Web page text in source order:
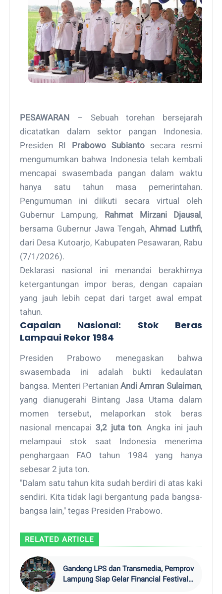
PESAWARAN – Sebuah torehan bersejarah
dicatatkan dalam sektor pangan Indonesia.
Presiden RI Prabowo Subiantosecara resmi
mengumumkan bahwa Indonesia telah kembali
mencapai swasembada pangan dalam waktu
hanya satu tahun masa pemerintahan.
Pengumuman ini diikuti secara virtual oleh
Gubernur Lampung, Rahmat Mirzani Djausal,
bersama Gubernur Jawa Tengah, Ahmad Luthfi,
dari Desa Kutoarjo, Kabupaten Pesawaran, Rabu
(7/1/2026).
Deklarasi nasional ini menandai berakhirnya
ketergantungan impor beras, dengan capaian
yang jauh lebih cepat dari target awal empat
tahun.
Capaian Nasional: Stok Beras
Lampaui Rekor 1984
Presiden Prabowo menegaskan bahwa
swasembada ini adalah bukti kedaulatan
bangsa. Menteri PertanianAndi Amran Sulaiman,
yang dianugerahi Bintang Jasa Utama dalam
momen tersebut, melaporkan stok beras
nasional mencapai 3,2 juta ton. Angka ini jauh
melampaui stok saat Indonesia menerima
penghargaan FAO tahun 1984 yang hanya
sebesar 2 juta ton.
"Dalam satu tahun kita sudah berdiri di atas kaki
sendiri. Kita tidak lagi bergantung pada bangsa-
bangsa lain," tegas Presiden Prabowo.
RELATED ARTICLE
Gandeng LPS dan Transmedia, Pemprov
Lampung Siap Gelar Financial Festival